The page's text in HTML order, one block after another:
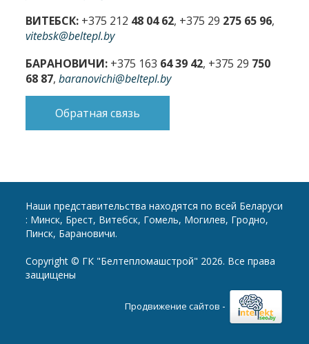
ВИТЕБСК: +375 212 48 04 62, +375 29 275 65 96,
vitebsk@beltepl.by
БАРАНОВИЧИ: +375 163 64 39 42, +375 29 750
68 87,baranovichi@beltepl.by
Обратная связь
Наши представительства находятся по всей Беларуси
: Минск, Брест, Витебск, Гомель, Могилев, Гродно,
Пинск, Барановичи.
Copyright © ГК "Белтепломашстрой" 2026. Все права
защищены
Продвижение сайтов -